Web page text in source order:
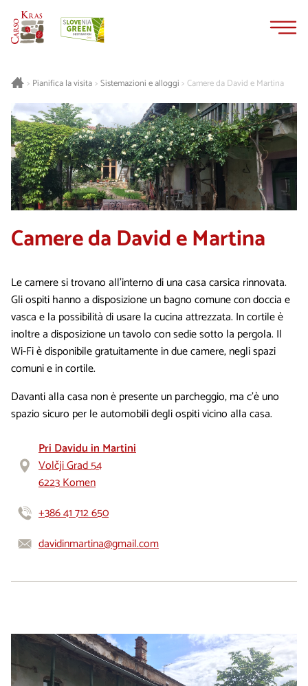
> Pianifica la visita> Sistemazioni e alloggi >Camere da David e Martina
Camere da David e Martina
Le camere si trovano all’interno di una casa carsica rinnovata.
Gli ospiti hanno a disposizione un bagno comune con doccia e
vasca e la possibilità di usare la cucina attrezzata. In cortile è
inoltre a disposizione un tavolo con sedie sotto la pergola. Il
Wi-Fi è disponibile gratuitamente in due camere, negli spazi
comuni e in cortile.
Davanti alla casa non è presente un parcheggio, ma c’è uno
spazio sicuro per le automobili degli ospiti vicino alla casa.
Pri Davidu in Martini
Volčji Grad 54
6223 Komen
+386 41 712 650
davidinmartina@gmail.com